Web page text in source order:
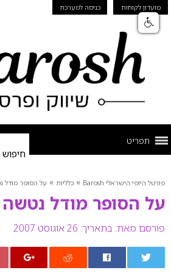
מועדון לקוחות כניסה למערכת
תפריט
פורטל היופי הישראלי Barosh » כלליות » על הסופר מודל
על הסופר מודל נטשה
פורסם מאת: בתאריך: 26 אוגוסט 2007